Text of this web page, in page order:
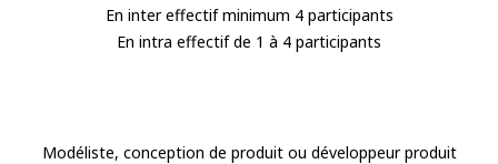
En inter effectif minimum 4 participants
En intra effectif de 1 à 4 participants
Modéliste, conception de produit ou développeur produit